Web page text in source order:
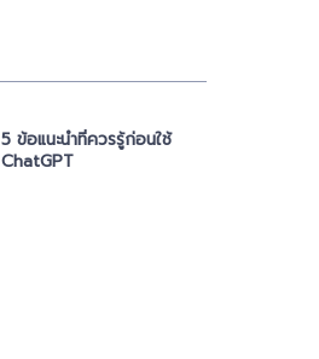
5 ข้อแนะนำที่ควรรู้ก่อนใช้
ChatGPT